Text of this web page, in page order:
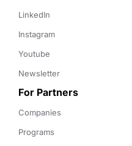
LinkedIn
Instagram
Youtube
Newsletter
For Partners
Companies
Programs